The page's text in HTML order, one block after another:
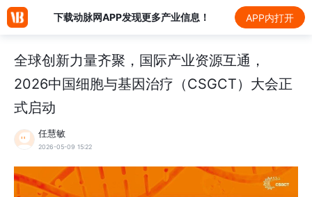
下载动脉网APP发现更多产业信息！ APP内打开
全球创新力量齐聚，国际产业资源互通，
2026中国细胞与基因治疗（CSGCT）大会正
式启动
任慧敏
2026-05-09 15:22